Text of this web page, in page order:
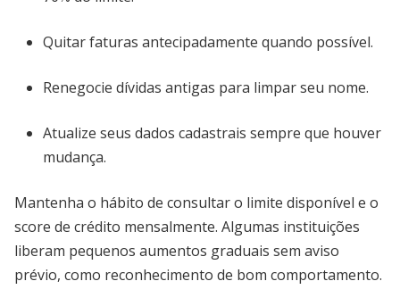
Quitar faturas antecipadamente quando possível.
Renegocie dívidas antigas para limpar seu nome.
Atualize seus dados cadastrais sempre que houver
mudança.
Mantenha o hábito de consultar o limite disponível e o
score de crédito mensalmente. Algumas instituições
liberam pequenos aumentos graduais sem aviso
prévio, como reconhecimento de bom comportamento.